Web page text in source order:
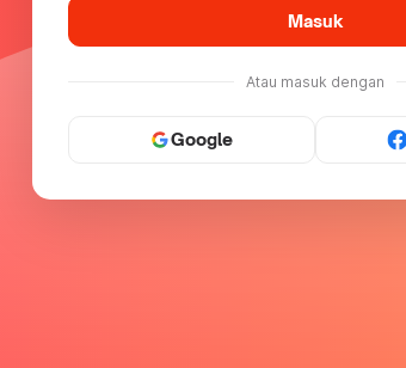
Masuk
Atau masuk dengan
Google